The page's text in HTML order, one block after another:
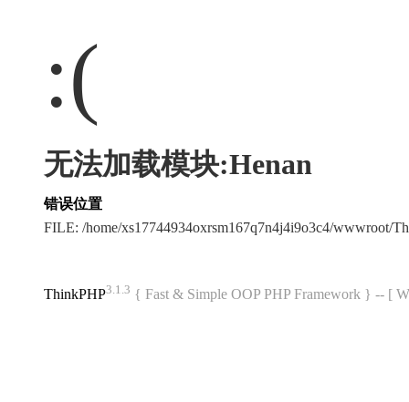
:(
无法加载模块:Henan
错误位置
FILE: /home/xs17744934oxrsm167q7n4j4i9o3c4/
ThinkPHP3.1.3 { Fast & Simple OOP PHP Framework } -- [